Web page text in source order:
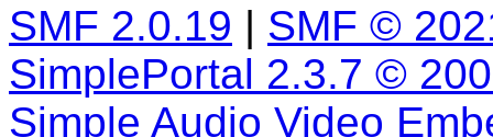
SMF 2.0.19 | SMF ©
SimplePortal 2.3.7 ©
Simple Audio Video